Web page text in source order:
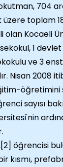
704
toplam
Kocaeli
1
ve 3
Nisan 2008
öğretimini
sayısı
öğrencisi
kısmı,